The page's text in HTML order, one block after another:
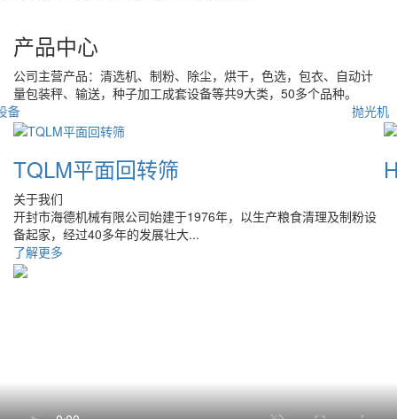
产品中心
公司主营产品：清选机、制粉、除尘，烘干，色选，包衣、自动计
量包装秤、输送，种子加工成套设备等共9大类，50多个品种。
抛光机
HZXZ旋振筛
关于我们
开封市海德机械有限公司始建于1976年，以生产粮食清理及制粉设
备起家，经过40多年的发展壮大...
了解更多